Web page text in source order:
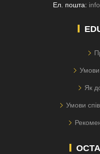
Ел. пошта:
Умови
Як
Умови